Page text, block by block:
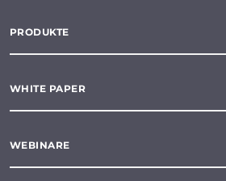
PRODUKTE
WHITE PAPER
WEBINARE